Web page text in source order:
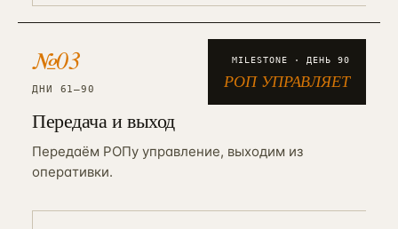
№03
ДНИ 61–90
Передача и выход
Передаём РОПу управление, выходим из
оперативки.
MILESTONE · ДЕНЬ 90
РОП УПРАВЛЯЕТ